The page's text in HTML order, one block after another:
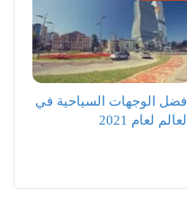
أفضل الوجهات السياحية في
العالم لعام 2021